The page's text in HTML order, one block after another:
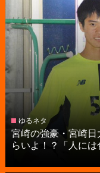
ゆるネタ
宮崎の強豪・宮崎
らいよ！？「人に